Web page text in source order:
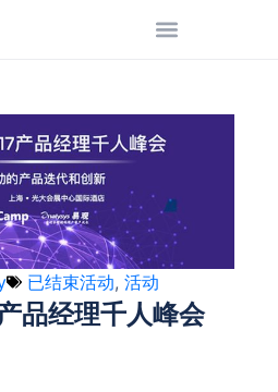
已结束活动, 活动
品经理千人峰会